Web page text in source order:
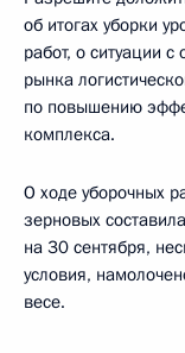
об итогах уборки
работ, о ситуации
рынка
по повышению
комплекса.
О ходе уборочных
зерновых
на 30 сентября,
условия,
весе.